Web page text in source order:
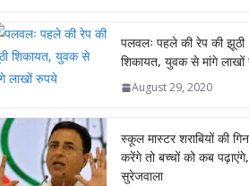
at
s
A
p
e
b
k
er e
dI
n
l e
पलवलः पहले की रेप की झूठी
शिकायत, युवक से मांगे
August 29, 2020
स्कूल मास्टर शराबियों की
करेंगे तो बच्चों को कब पढ़ाएंगे,
सुरेजवाला